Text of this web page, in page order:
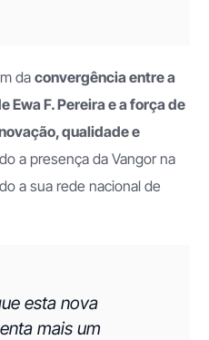
daconvergência entre a
Ewa F. Pereira e a força de
qualidade e
a presença da Vangor na
a sua rede nacional de
esta nova
mais um